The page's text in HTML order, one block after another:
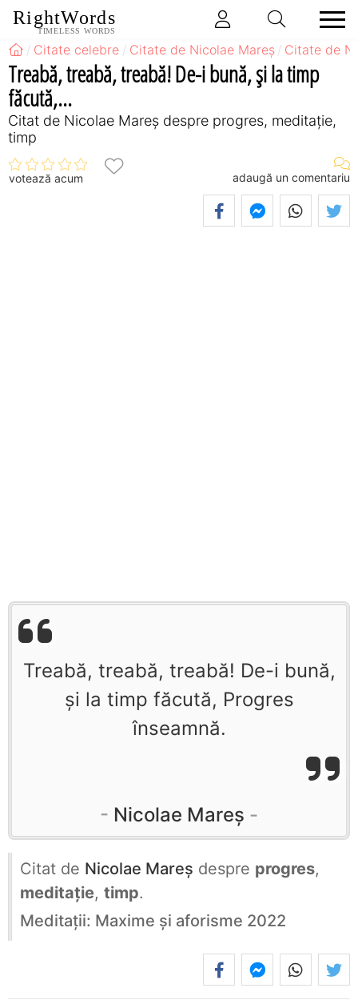
RightWords
TIMELESS WORDS
Citate celebre Citate de Nicolae Mareș Citate de
Treabă, treabă, treabă! De-i bună, și la timp
făcută,...
Citat de Nicolae Mareș despre progres, meditație,
timp
votează acum adaugă un comentariu
Treabă, treabă, treabă! De-i bună,
și la timp făcută, Progres
înseamnă.
Nicolae Mareș
Citat de Nicolae Mareș despre progres,
meditație, timp.
Meditații: Maxime și aforisme 2022